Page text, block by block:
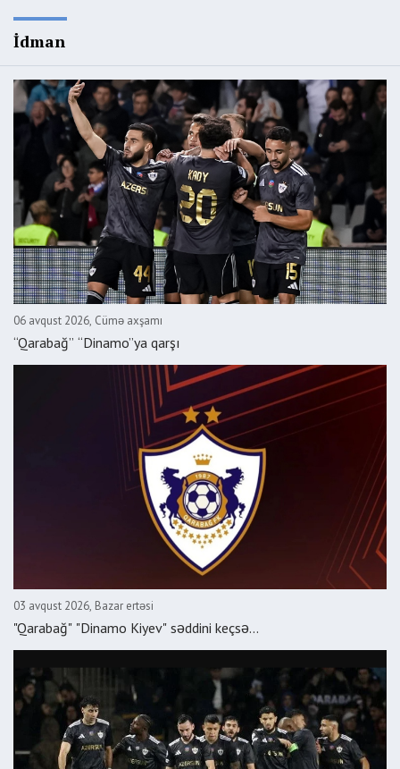
İdman
06 avqust 2026, Cümə axşamı
“Qarabağ” “Dinamo”ya qarşı
03 avqust 2026, Bazar ertəsi
"Qarabağ" "Dinamo Kiyev" səddini keçsə...